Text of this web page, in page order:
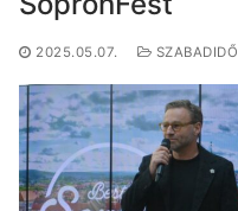
2025.05.07. SZABADIDŐ